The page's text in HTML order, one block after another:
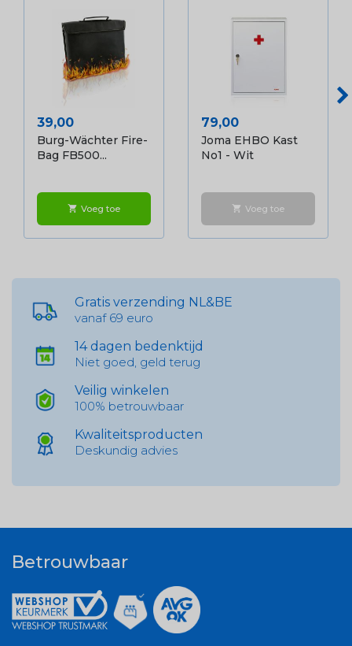
Prijs
39,00
Burg-Wächter Fire-
Bag FB500...
shopping_cart Voeg toe
Prijs
79,00
Joma EHBO Kast
No1 - Wit
shopping_cart Voeg toe
Gratis verzending NL&BE
vanaf 69 euro
14 dagen bedenktijd
Niet goed, geld terug
Veilig winkelen
100% betrouwbaar
Kwaliteitsproducten
Deskundig advies
Betrouwbaar